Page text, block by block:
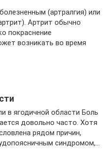
(артралгия) или
Артрит обычно
покраснение
возникать во время
в ягодичной области Боль
довольно часто. Хотя
рядом причин,
синдромом,…